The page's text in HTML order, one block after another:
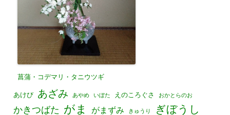
菖蒲・コデマリ・タニウツギ
あけび あざみ あやめ いぼた えのころぐさ おかとらのお
かきつばた がま がまずみ きゅうり ぎぼうし